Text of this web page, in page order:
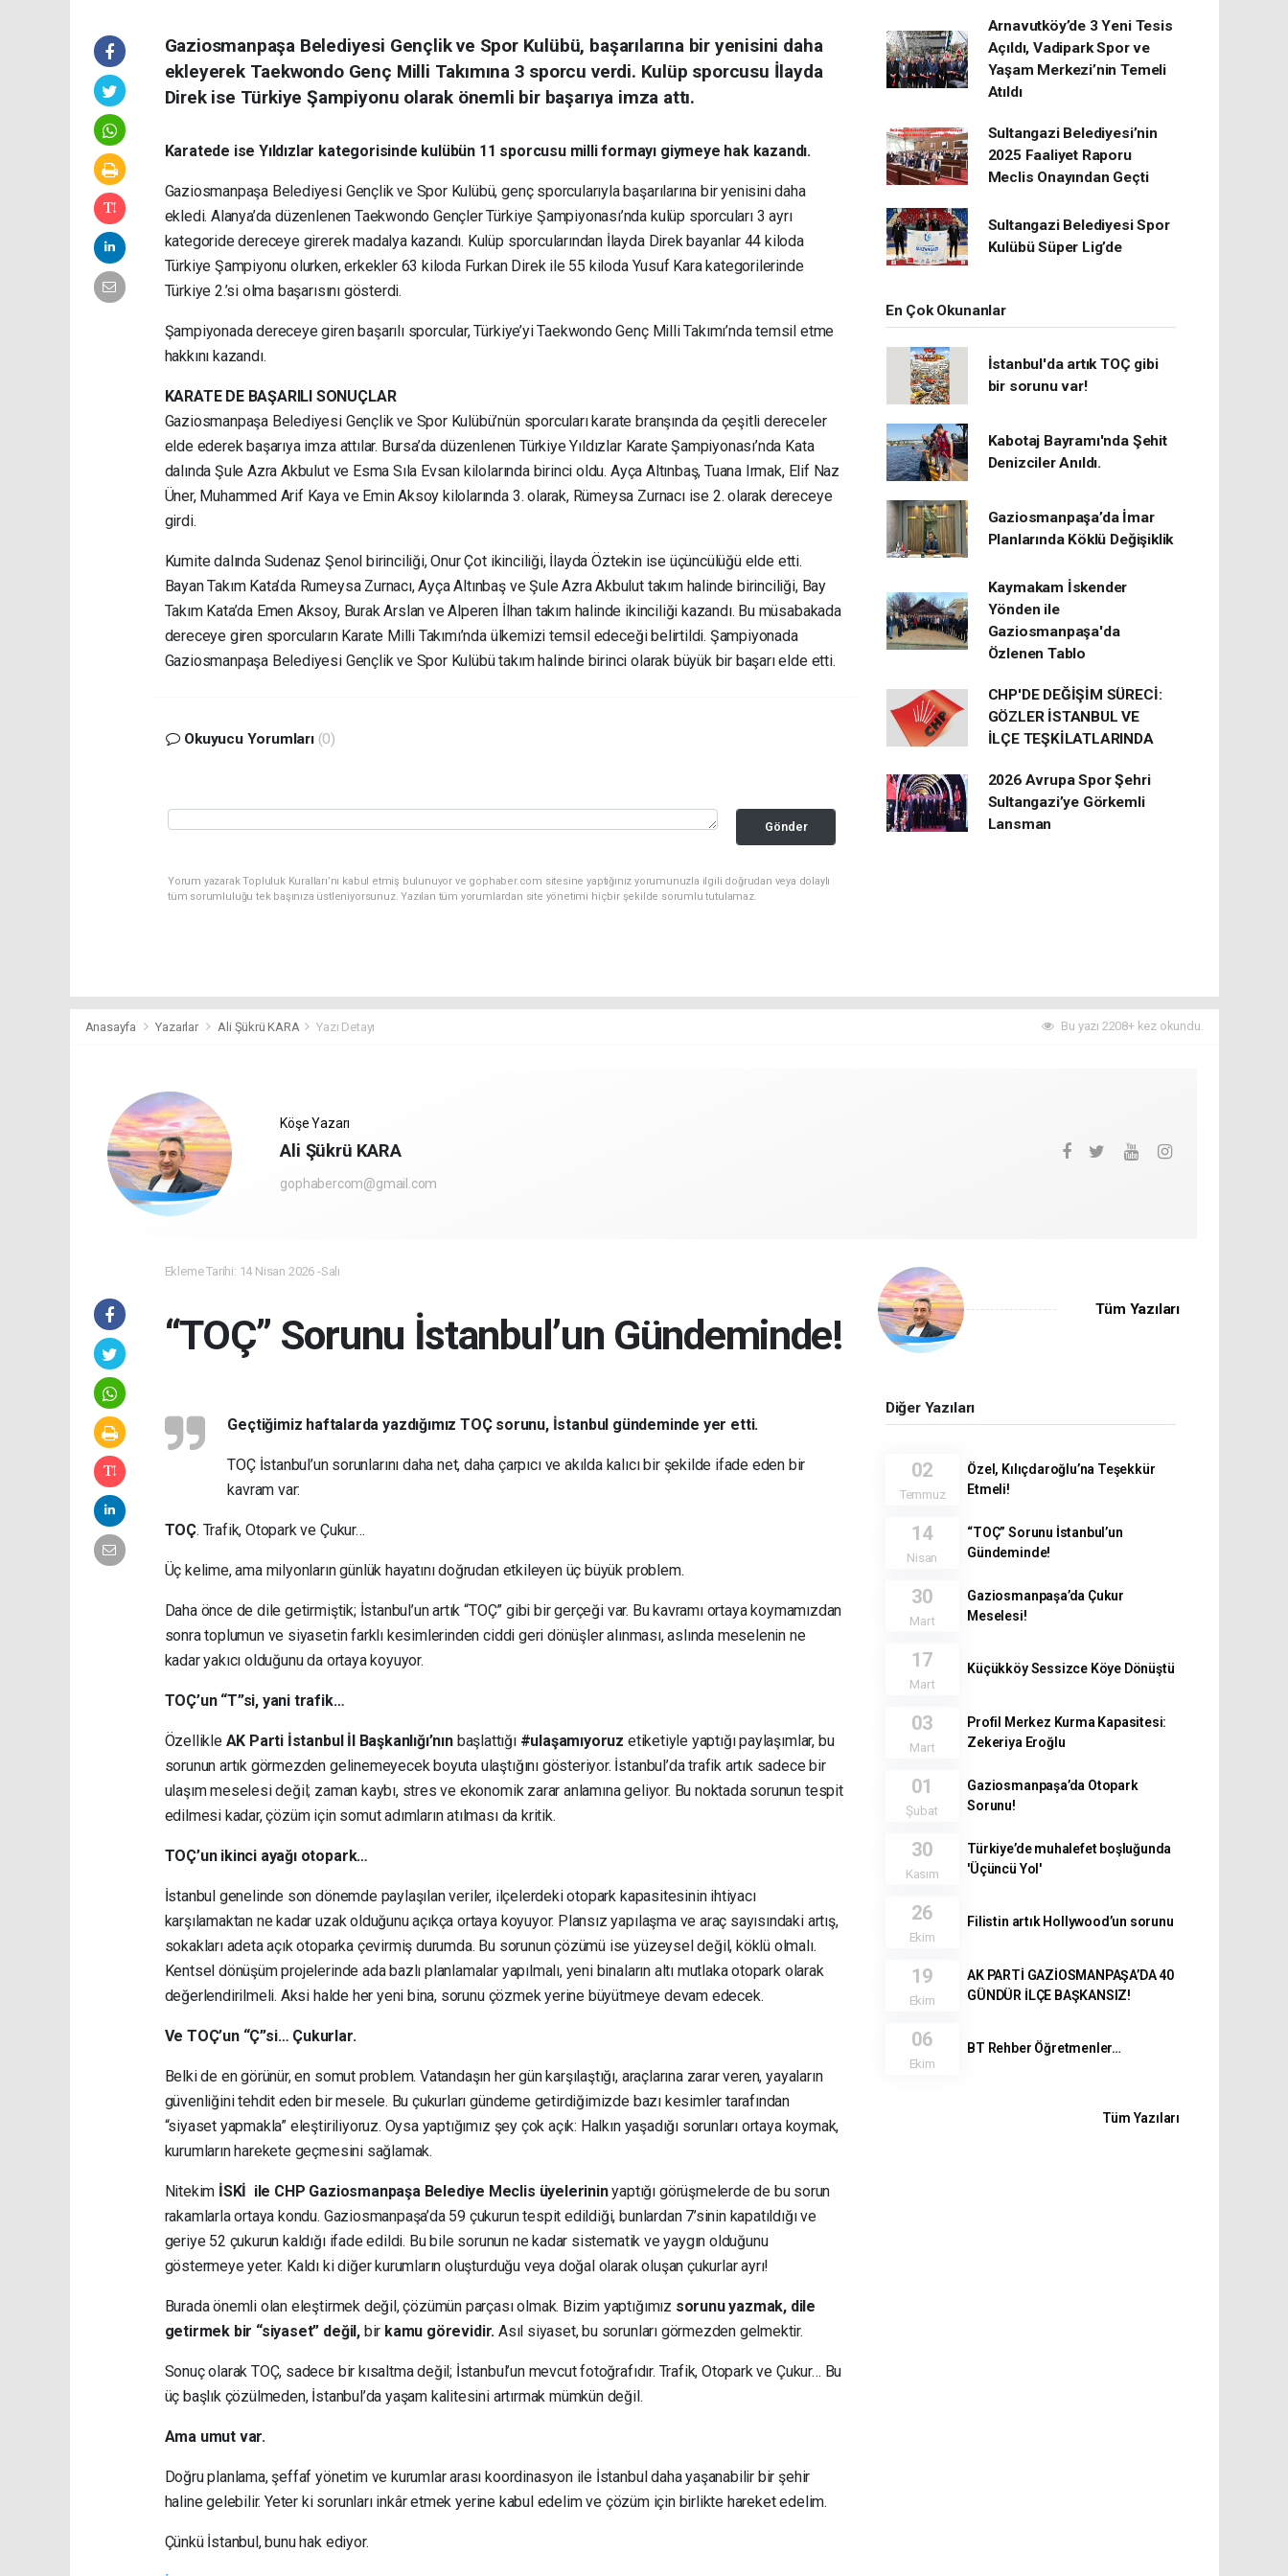
Gaziosmanpaşa Belediyesi Gençlik ve Spor Kulübü, başarılarına bir yenisini daha
ekleyerek Taekwondo Genç Milli Takımına 3 sporcu verdi. Kulüp sporcusu İlayda
Direk ise Türkiye Şampiyonu olarak önemli bir başarıya imza attı.
Karatede ise Yıldızlar kategorisinde kulübün 11 sporcusu milli formayı giymeye hak kazandı.
Gaziosmanpaşa Belediyesi Gençlik ve Spor Kulübü, genç sporcularıyla başarılarına bir yenisini daha
ekledi. Alanya’da düzenlenen Taekwondo Gençler Türkiye Şampiyonası’nda kulüp sporcuları 3 ayrı
kategoride dereceye girerek madalya kazandı. Kulüp sporcularından İlayda Direk bayanlar 44 kiloda
Türkiye Şampiyonu olurken, erkekler 63 kiloda Furkan Direk ile 55 kiloda Yusuf Kara kategorilerinde
Türkiye 2.’si olma başarısını gösterdi.
Şampiyonada dereceye giren başarılı sporcular, Türkiye’yi Taekwondo Genç Milli Takımı’nda temsil etme
hakkını kazandı.
KARATE DE BAŞARILI SONUÇLAR
Gaziosmanpaşa Belediyesi Gençlik ve Spor Kulübü’nün sporcuları karate branşında da çeşitli dereceler
elde ederek başarıya imza attılar. Bursa’da düzenlenen Türkiye Yıldızlar Karate Şampiyonası’nda Kata
dalında Şule Azra Akbulut ve Esma Sıla Evsan kilolarında birinci oldu. Ayça Altınbaş, Tuana Irmak, Elif Naz
Üner, Muhammed Arif Kaya ve Emin Aksoy kilolarında 3. olarak, Rümeysa Zurnacı ise 2. olarak dereceye
girdi.
Kumite dalında Sudenaz Şenol birinciliği, Onur Çot ikinciliği, İlayda Öztekin ise üçüncülüğü elde etti.
Bayan Takım Kata’da Rumeysa Zurnacı, Ayça Altınbaş ve Şule Azra Akbulut takım halinde birinciliği, Bay
Takım Kata’da Emen Aksoy, Burak Arslan ve Alperen İlhan takım halinde ikinciliği kazandı. Bu müsabakada
dereceye giren sporcuların Karate Milli Takımı’nda ülkemizi temsil edeceği belirtildi. Şampiyonada
Gaziosmanpaşa Belediyesi Gençlik ve Spor Kulübü takım halinde birinci olarak büyük bir başarı elde etti.
Okuyucu Yorumları (0)
Gönder
Yorum yazarak Topluluk Kuralları’nı kabul etmiş bulunuyor ve gophaber.com sitesine yaptığınız yorumunuzla ilgili doğrudan veya dolaylı
tüm sorumluluğu tek başınıza üstleniyorsunuz. Yazılan tüm yorumlardan site yönetimi hiçbir şekilde sorumlu tutulamaz.
Arnavutköy’de 3 Yeni Tesis
Açıldı, Vadipark Spor ve
Yaşam Merkezi’nin Temeli
Atıldı
Sultangazi Belediyesi’nin
2025 Faaliyet Raporu
Meclis Onayından Geçti
Sultangazi Belediyesi Spor
Kulübü Süper Lig’de
En Çok Okunanlar
İstanbul'da artık TOÇ gibi
bir sorunu var!
Kabotaj Bayramı'nda Şehit
Denizciler Anıldı.
Gaziosmanpaşa’da İmar
Planlarında Köklü Değişiklik
Kaymakam İskender
Yönden ile
Gaziosmanpaşa'da
Özlenen Tablo
CHP'DE DEĞİŞİM SÜRECİ:
GÖZLER İSTANBUL VE
İLÇE TEŞKİLATLARINDA
2026 Avrupa Spor Şehri
Sultangazi’ye Görkemli
Lansman
Anasayfa Yazarlar Ali Şükrü KARA Yazı Detayı Bu yazı 2208+ kez okundu.
Köşe Yazarı
Ali Şükrü KARA
gophabercom@gmail.com
Ekleme Tarihi: 14 Nisan 2026 -Salı
“TOÇ” Sorunu İstanbul’un Gündeminde!
Geçtiğimiz haftalarda yazdığımız TOÇ sorunu, İstanbul gündeminde yer etti.
TOÇ İstanbul’un sorunlarını daha net, daha çarpıcı ve akılda kalıcı bir şekilde ifade eden bir
kavram var:
TOÇ. Trafik, Otopark ve Çukur…
Üç kelime, ama milyonların günlük hayatını doğrudan etkileyen üç büyük problem.
Daha önce de dile getirmiştik; İstanbul’un artık “TOÇ” gibi bir gerçeği var. Bu kavramı ortaya koymamızdan
sonra toplumun ve siyasetin farklı kesimlerinden ciddi geri dönüşler alınması, aslında meselenin ne
kadar yakıcı olduğunu da ortaya koyuyor.
TOÇ’un “T”si, yani trafik…
Özellikle AK Parti İstanbul İl Başkanlığı’nınbaşlattığı #ulaşamıyoruz etiketiyle yaptığı paylaşımlar, bu
sorunun artık görmezden gelinemeyecek boyuta ulaştığını gösteriyor. İstanbul’da trafik artık sadece bir
ulaşım meselesi değil; zaman kaybı, stres ve ekonomik zarar anlamına geliyor. Bu noktada sorunun tespit
edilmesi kadar, çözüm için somut adımların atılması da kritik.
TOÇ’un ikinci ayağı otopark…
İstanbul genelinde son dönemde paylaşılan veriler, ilçelerdeki otopark kapasitesinin ihtiyacı
karşılamaktan ne kadar uzak olduğunu açıkça ortaya koyuyor. Plansız yapılaşma ve araç sayısındaki artış,
sokakları adeta açık otoparka çevirmiş durumda. Bu sorunun çözümü ise yüzeysel değil, köklü olmalı.
Kentsel dönüşüm projelerinde ada bazlı planlamalar yapılmalı, yeni binaların altı mutlaka otopark olarak
değerlendirilmeli. Aksi halde her yeni bina, sorunu çözmek yerine büyütmeye devam edecek.
Ve TOÇ’un “Ç”si… Çukurlar.
Belki de en görünür, en somut problem. Vatandaşın her gün karşılaştığı, araçlarına zarar veren, yayaların
güvenliğini tehdit eden bir mesele. Bu çukurları gündeme getirdiğimizde bazı kesimler tarafından
“siyaset yapmakla” eleştiriliyoruz. Oysa yaptığımız şey çok açık: Halkın yaşadığı sorunları ortaya koymak,
kurumların harekete geçmesini sağlamak.
Nitekim İSKİ ile CHP Gaziosmanpaşa Belediye Meclis üyelerininyaptığı görüşmelerde de bu sorun
rakamlarla ortaya kondu. Gaziosmanpaşa’da 59 çukurun tespit edildiği, bunlardan 7’sinin kapatıldığı ve
geriye 52 çukurun kaldığı ifade edildi. Bu bile sorunun ne kadar sistematik ve yaygın olduğunu
göstermeye yeter. Kaldı ki diğer kurumların oluşturduğu veya doğal olarak oluşan çukurlar ayrı!
Burada önemli olan eleştirmek değil, çözümün parçası olmak. Bizim yaptığımız sorunu yazmak, dile
getirmek bir “siyaset” değil,bir kamu görevidir. Asıl siyaset, bu sorunları görmezden gelmektir.
Sonuç olarak TOÇ, sadece bir kısaltma değil; İstanbul’un mevcut fotoğrafıdır. Trafik, Otopark ve Çukur… Bu
üç başlık çözülmeden, İstanbul’da yaşam kalitesini artırmak mümkün değil.
Ama umut var.
Doğru planlama, şeffaf yönetim ve kurumlar arası koordinasyon ile İstanbul daha yaşanabilir bir şehir
haline gelebilir. Yeter ki sorunları inkâr etmek yerine kabul edelim ve çözüm için birlikte hareket edelim.
Çünkü İstanbul, bunu hak ediyor.
Tüm Yazıları
Diğer Yazıları
02
Temmuz
Özel, Kılıçdaroğlu’na Teşekkür
Etmeli!
14
Nisan
“TOÇ” Sorunu İstanbul’un
Gündeminde!
30
Mart
Gaziosmanpaşa’da Çukur
Meselesi!
17
Mart
Küçükköy Sessizce Köye Dönüştü
03
Mart
Profil Merkez Kurma Kapasitesi:
Zekeriya Eroğlu
01
Şubat
Gaziosmanpaşa’da Otopark
Sorunu!
30
Kasım
Türkiye’de muhalefet boşluğunda
'Üçüncü Yol'
26
Ekim
Filistin artık Hollywood’un sorunu
19
Ekim
AK PARTİ GAZİOSMANPAŞA’DA 40
GÜNDÜR İLÇE BAŞKANSIZ!
06
Ekim
BT Rehber Öğretmenler…
Tüm Yazıları